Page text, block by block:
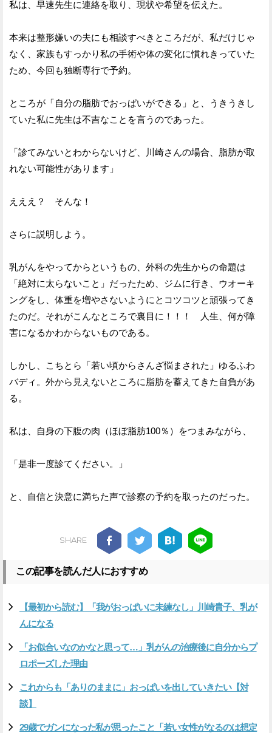
私は、早速先生に連絡を取り、現状や希望を伝えた。
本来は整形嫌いの夫にも相談すべきところだが、私だけじゃ
なく、家族もすっかり私の手術や体の変化に慣れきっていた
ため、今回も独断専行で予約。
ところが「自分の脂肪でおっぱいができる」と、うきうきし
ていた私に先生は不吉なことを言うのであった。
「診てみないとわからないけど、川崎さんの場合、脂肪が取
れない可能性があります」
えええ？ そんな！
さらに説明しよう。
乳がんをやってからというもの、外科の先生からの命題は
「絶対に太らないこと」だったため、ジムに行き、ウオーキ
ングをし、体重を増やさないようにとコツコツと頑張ってき
たのだ。それがこんなところで裏目に！！！ 人生、何が障
害になるかわからないものである。
しかし、こちとら「若い頃からさんざ悩まされた」ゆるふわ
バディ。外から見えないところに脂肪を蓄えてきた自負があ
る。
私は、自身の下腹の肉（ほぼ脂肪100％）をつまみながら、
「是非一度診てください。」
と、自信と決意に満ちた声で診察の予約を取ったのだった。
SHARE
この記事を読んだ人におすすめ
【最初から読む】「我がおっぱいに未練なし」川崎貴子、乳が
んになる
「お似合いなのかなと思って…」乳がんの治療後に自分からプ
ロポーズした理由
これからも「ありのままに」おっぱいを出していきたい【対
談】
29歳でガンになった私が思ったこと「若い女性がなるのは想定